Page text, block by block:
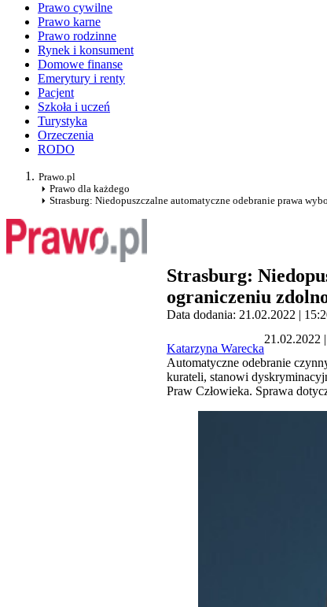
Prawo cywilne
Prawo karne
Prawo rodzinne
Rynek i konsument
Domowe finanse
Emerytury i renty
Pacjent
Szkoła i uczeń
Turystyka
Orzeczenia
RODO
Prawo.pl
Prawo dla każdego
Strasburg: Niedopuszczalne automatyczne odebranie prawa
Strasburg:
ograniczeniu
Data dodania: 21.02.2022 |
Katarzyna Warecka
21.02.2022
Automatyczne odebranie
kurateli, stanowi
Praw Człowieka. Sprawa